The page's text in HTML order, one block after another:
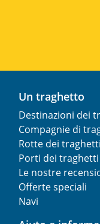
Un traghetto
Destinazioni dei
Compagnie di
Rotte dei traghetti
Porti dei traghetti
Le nostre
Offerte speciali
Navi